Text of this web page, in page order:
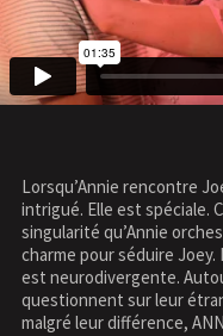
Lorsqu’Annie rencontre
intrigué. Elle est spéciale.
singularité qu’Annie
charme pour séduire
est neurodivergente.
questionnent sur leur
malgré leur différence,